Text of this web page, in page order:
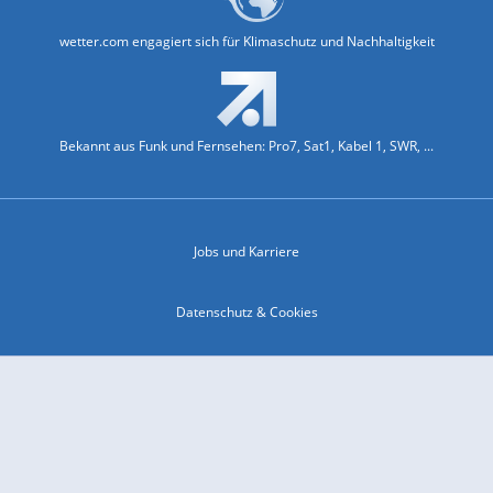
wetter.com engagiert sich für Klimaschutz und Nachhaltigkeit
Bekannt aus Funk und Fernsehen: Pro7, Sat1, Kabel 1, SWR, ...
Jobs und Karriere
Datenschutz & Cookies